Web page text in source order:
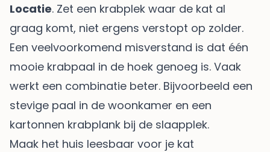
Locatie. Zet een krabplek waar de kat al
graag komt, niet ergens verstopt op zolder.
Een veelvoorkomend misverstand is dat één
mooie krabpaal in de hoek genoeg is. Vaak
werkt een combinatie beter. Bijvoorbeeld een
stevige paal in de woonkamer en een
kartonnen krabplank bij de slaapplek.
Maak het huis leesbaar voor je kat